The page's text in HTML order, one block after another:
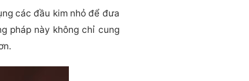
các đầu kim nhỏ để đưa
pháp này không chỉ cung